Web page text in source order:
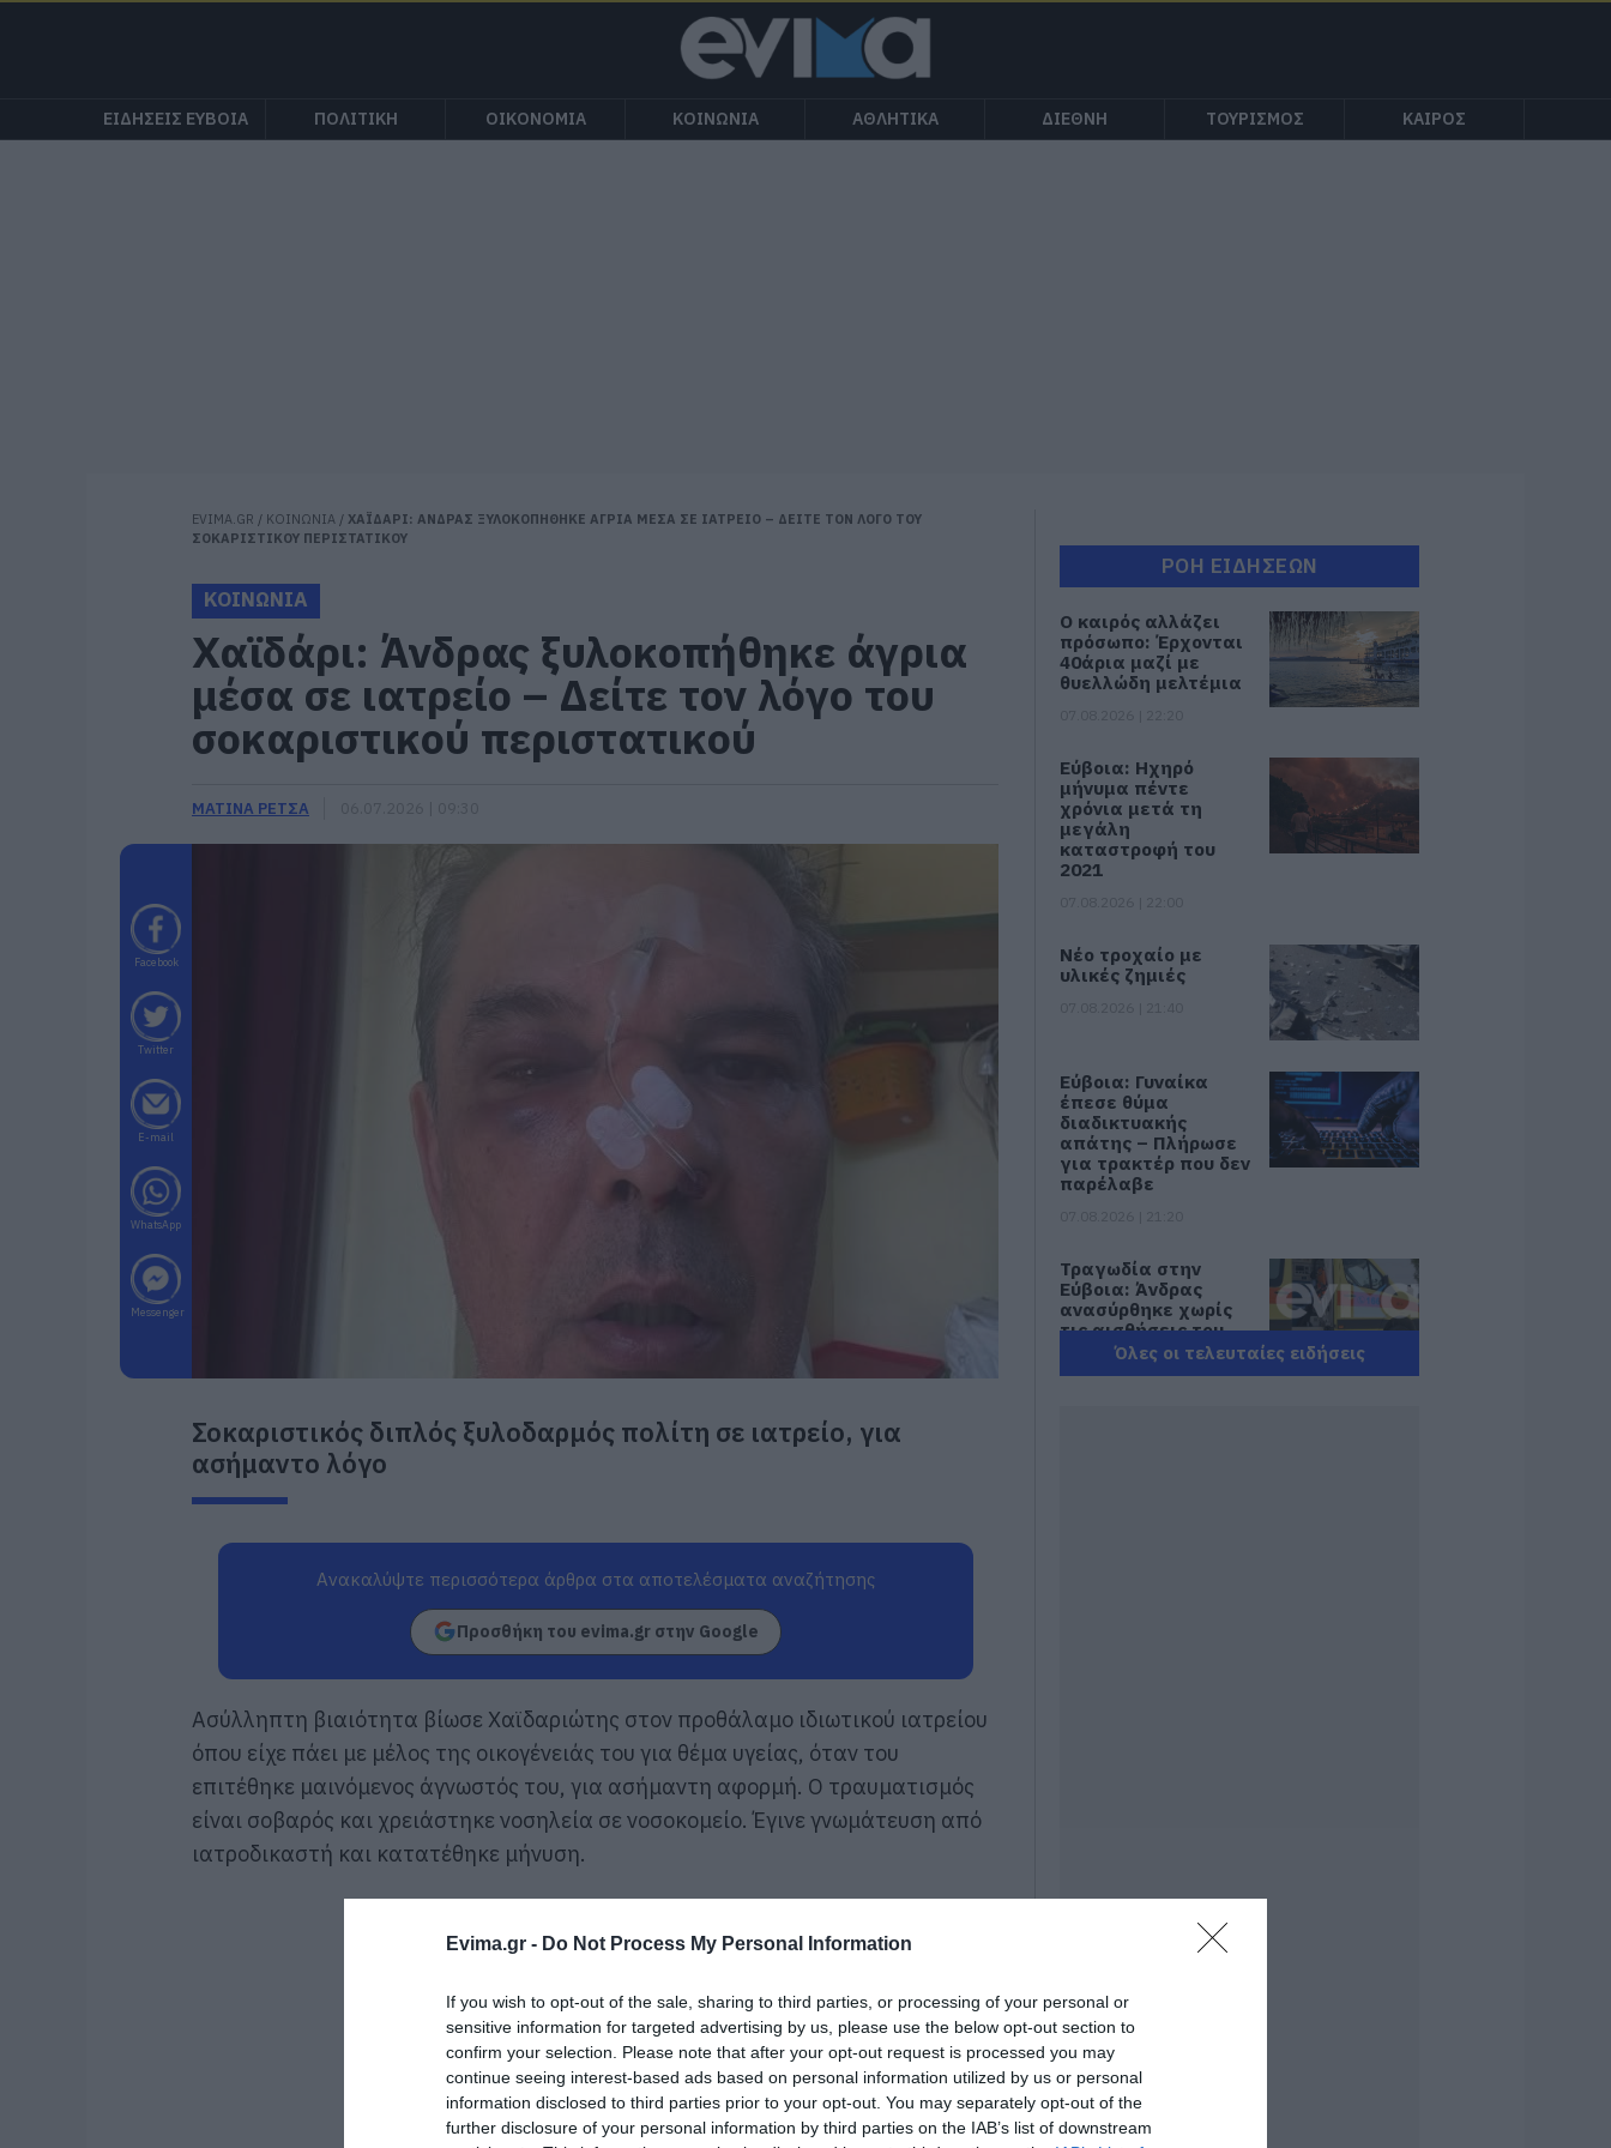
Evima.gr - Do Not Process My Personal Information
If you wish to opt-out of the sale, sharing to third parties, or processing of your personal or
sensitive information for targeted advertising by us, please use the below opt-out section to
confirm your selection. Please note that after your opt-out request is processed you may
continue seeing interest-based ads based on personal information utilized by us or personal
information disclosed to third parties prior to your opt-out. You may separately opt-out of the
further disclosure of your personal information by third parties on the IAB’s list of downstream
ΕΙΔΗΣΕΙΣ ΕΥΒΟΙΑ ΠΟΛΙΤΙΚΗ ΟΙΚΟΝΟΜΙΑ ΚΟΙΝΩΝΙΑ ΑΘΛΗΤΙΚΑ ΔΙΕΘΝΗ ΤΟΥΡΙΣΜΟΣ ΚΑΙΡΟΣ
EVIMA.GR / ΚΟΙΝΩΝΙΑ / ΧΑΪΔΑΡΙ: ΑΝΔΡΑΣ ΞΥΛΟΚΟΠΗΘΗΚΕ ΑΓΡΙΑ ΜΕΣΑ ΣΕ ΙΑΤΡΕΙΟ – ΔΕΙΤΕ ΤΟΝ ΛΟΓΟ ΤΟΥ
ΣΟΚΑΡΙΣΤΙΚΟΥ ΠΕΡΙΣΤΑΤΙΚΟΥ
ΚΟΙΝΩΝΙΑ
Χαϊδάρι: Άνδρας ξυλοκοπήθηκε άγρια
μέσα σε ιατρείο – Δείτε τον λόγο του
σοκαριστικού περιστατικού
ΜΑΤΙΝΑ ΡΕΤΣΑ
Facebook
Twitter
E-mail
WhatsApp
Messenger
Σοκαριστικός διπλός ξυλοδαρμός πολίτη σε ιατρείο, για
ασήμαντο λόγο
Ανακαλύψτε περισσότερα άρθρα στα αποτελέσματα αναζήτησης
Προσθήκη του evima.gr στην Google
Ασύλληπτη βιαιότητα βίωσε Χαϊδαριώτης στον προθάλαμο ιδιωτικού ιατρείου
όπου είχε πάει με μέλος της οικογένειάς του για θέμα υγείας, όταν του
επιτέθηκε μαινόμενος άγνωστός του, για ασήμαντη αφορμή. Ο τραυματισμός
είναι σοβαρός και χρειάστηκε νοσηλεία σε νοσοκομείο. Έγινε γνωμάτευση από
ιατροδικαστή και κατατέθηκε μήνυση.
ΡΟΗ ΕΙΔΗΣΕΩΝ
Ο καιρός αλλάζει
πρόσωπο: Έρχονται
40άρια μαζί με
θυελλώδη μελτέμια
Εύβοια: Ηχηρό
μήνυμα πέντε
χρόνια μετά τη
μεγάλη
καταστροφή του
2021
Νέο τροχαίο με
υλικές ζημιές
Εύβοια: Γυναίκα
έπεσε θύμα
διαδικτυακής
απάτης – Πλήρωσε
για τρακτέρ που δεν
παρέλαβε
Τραγωδία στην
Εύβοια: Άνδρας
ανασύρθηκε χωρίς
τις αισθήσεις του
από τη θάλασσα
σύγκρουση
Ράγισαν καρδιές
τελευταίο «αντίο»
στον 36χρονο
επιχειρηματία
07.08.2026 | 19:10
Όλες οι τελευταίες ειδήσεις